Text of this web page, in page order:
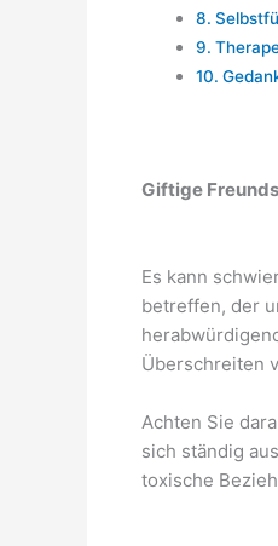
Giftige
Es kann
betreffen, der
Überschreiten
Achten Sie
sich ständig
toxische